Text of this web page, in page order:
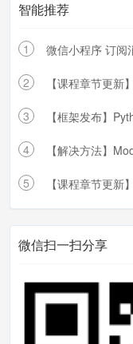
智能推荐
1 微信小程序 订阅
2 【课程章节更新
3 【框架发布】
4 【解决方法】
5 【课程章节更新
微信扫一扫分享